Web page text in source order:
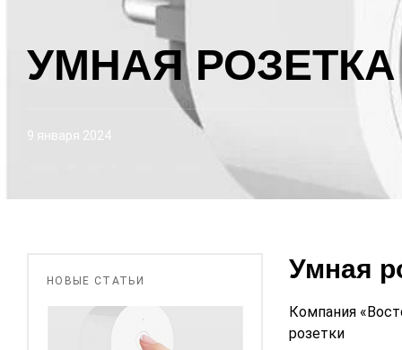
УМНАЯ РОЗЕТКА
9 января 2024
Умная
Компания
розетки
НОВЫЕ СТАТЬИ